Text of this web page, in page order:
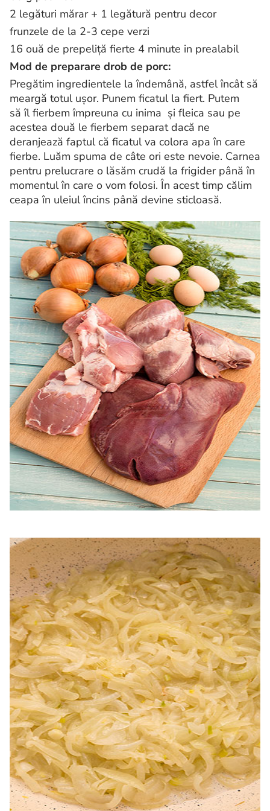
2 legături mărar + 1 legătură pentru decor
frunzele de la 2-3 cepe verzi
16 ouă de prepeliță fierte 4 minute in prealabil
Mod de preparare drob de porc:
Pregătim ingredientele la îndemână, astfel încât să
meargă totul ușor. Punem ficatul la fiert. Putem
să îl fierbem împreuna cu inima și fleica sau pe
acestea două le fierbem separat dacă ne
deranjează faptul că ficatul va colora apa în care
fierbe. Luăm spuma de câte ori este nevoie. Carnea
pentru prelucrare o lăsăm crudă la frigider până în
momentul în care o vom folosi. În acest timp călim
ceapa în uleiul încins până devine sticloasă.